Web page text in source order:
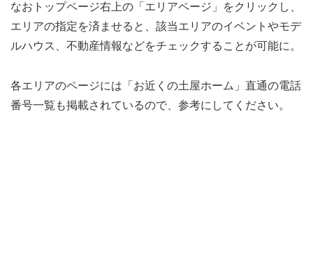
なおトップページ右上の「エリアページ」をクリックし、
エリアの指定を済ませると、該当エリアのイベントやモデ
ルハウス、不動産情報などをチェックすることが可能に。
各エリアのページには「お近くの土屋ホーム」直通の電話
番号一覧も掲載されているので、参考にしてください。